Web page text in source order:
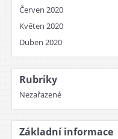
Červen 2020
Květen 2020
Duben 2020
Rubriky
Nezařazené
Základní informace